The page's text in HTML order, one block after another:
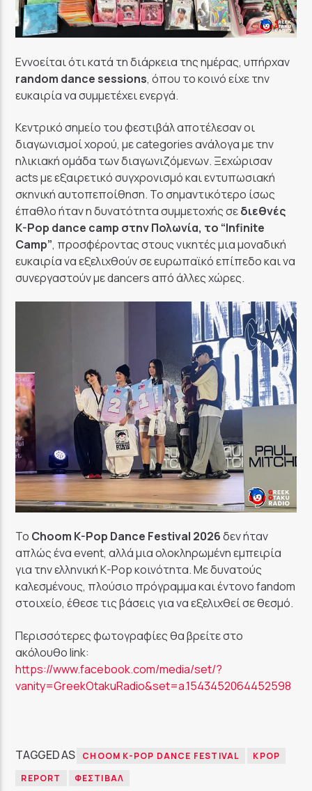
Εννοείται ότι κατά τη διάρκεια της ημέρας, υπήρχαν
random dance sessions, όπου το κοινό είχε την
ευκαιρία να συμμετέχει ενεργά.
Κεντρικό σημείο του φεστιβάλ αποτέλεσαν οι
διαγωνισμοί χορού, με categories ανάλογα με την
ηλικιακή ομάδα των διαγωνιζόμενων. Ξεχώρισαν
acts με εξαιρετικό συγχρονισμό και εντυπωσιακή
σκηνική αυτοπεποίθηση. Το σημαντικότερο ίσως
έπαθλο ήταν η δυνατότητα συμμετοχής σεδιεθνές
K-Pop dance camp στην Πολωνία, το “Infinite
Camp”, προσφέροντας στους νικητές μια μοναδική
ευκαιρία να εξελιχθούν σε ευρωπαϊκό επίπεδο και να
συνεργαστούν με dancers από άλλες χώρες.
Το Choom K-Pop Dance Festival 2026δεν ήταν
απλώς ένα event, αλλά μια ολοκληρωμένη εμπειρία
για την ελληνική K-Pop κοινότητα. Με δυνατούς
καλεσμένους, πλούσιο πρόγραμμα και έντονο fandom
στοιχείο, έθεσε τις βάσεις για να εξελιχθεί σε θεσμό.
Περισσότερες φωτογραφίες θα βρείτε στο
ακόλουθο link:
https://www.facebook.com/media/set/?
vanity=GreekOtakuRadio&set=a.1543452064452598
TAGGED AS CHOOM K-POP DANCE FESTIVAL
KPOP
REPORT
ΦΕΣΤΙΒΆΛ